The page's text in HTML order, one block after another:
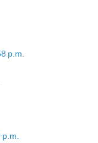
p.m.